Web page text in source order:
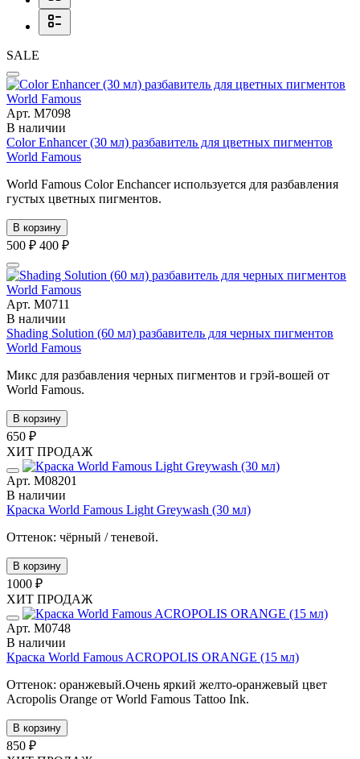
SALE
Арт. М7098
В наличии
Color Enhancer (30 мл) разбавитель для цветных пигментов
World Famous
World Famous Color Enchancer используется для разбавления
густых цветных пигментов.
В корзину
500 ₽ 400 ₽
Арт. М0711
В наличии
Shading Solution (60 мл) разбавитель для черных пигментов
World Famous
Микс для разбавления черных пигментов и грэй-вошей от
World Famous.
В корзину
650 ₽
ХИТ ПРОДАЖ
Арт. М08201
В наличии
Краска World Famous Light Greywash (30 мл)
Оттенок: чёрный / теневой.
В корзину
1000 ₽
ХИТ ПРОДАЖ
Арт. М0748
В наличии
Краска World Famous ACROPOLIS ORANGE (15 мл)
Оттенок: оранжевый.Очень яркий желто-оранжевый цвет
Acropolis Orange от World Famous Tattoo Ink.
В корзину
850 ₽